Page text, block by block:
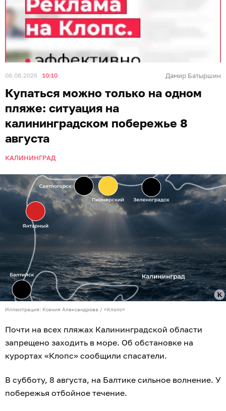
08.08.2026 10:10 Дамир Батыршин
Купаться можно только на одном
пляже: ситуация на
калининградском побережье 8
августа
КАЛИНИНГРАД
Иллюстрация: Ксения Александрова / «Клопс»
Почти на всех пляжах Калининградской области
запрещено заходить в море. Об обстановке на
курортах «Клопс» сообщили спасатели.
В субботу, 8 августа, на Балтике сильное волнение. У
побережья отбойное течение.